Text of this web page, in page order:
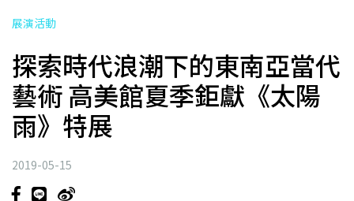
展演活動
探索時代浪潮下的東南亞當代
藝術 高美館夏季鉅獻《太陽
雨》特展
2019-05-15